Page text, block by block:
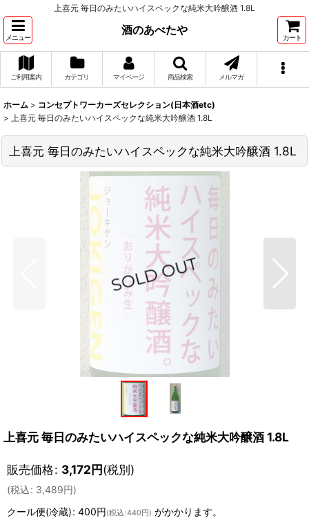
上喜元 毎日のみたいハイスペックな純米大吟醸酒 1.8L
メニュー
酒のあべたや
カート
ご利用案内 カテゴリ マイページ 商品検索 メルマガ
ホーム > コンセプトワーカーズセレクション(日本酒etc)
> 上喜元 毎日のみたいハイスペックな純米大吟醸酒 1.8L
上喜元 毎日のみたいハイスペックな純米大吟醸酒 1.8L
上喜元 毎日のみたいハイスペックな純米大吟醸酒 1.8L
販売価格: 3,172円(税別)
(税込: 3,489円)
クール便(冷蔵): 400円(税込 :440円) がかかります。